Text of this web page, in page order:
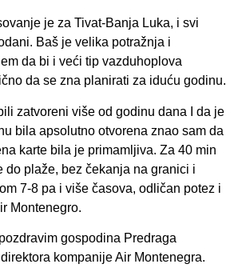
je za Tivat-Banja Luka, i svi
Baš je velika potražnja i
da bi i veći tip vazduhoplova
da se zna planirati za iduću godinu.
zatvoreni više od godinu dana I da je
bila apsolutno otvorena znao sam da
karte bila je primamljiva. Za 40 min
do plaže, bez čekanja na granici i
7-8 pa i više časova, odličan potez i
Montenegro.
gospodina Predraga
kompanije Air Montenegra.